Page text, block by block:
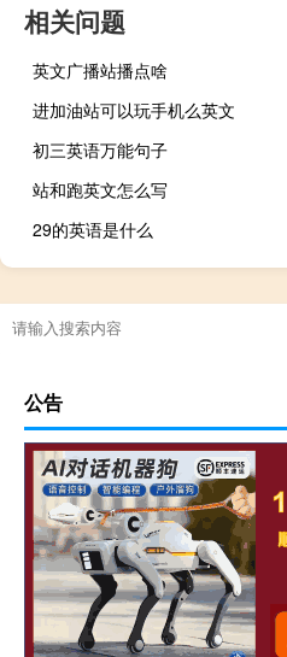
相关问题
英文广播站播点啥
进加油站可以玩手机么英文
初三英语万能句子
站和跑英文怎么写
29的英语是什么
公告